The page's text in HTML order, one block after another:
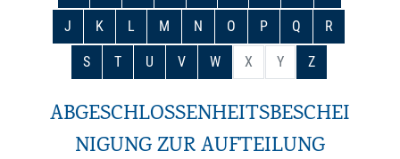
J K L M N O P Q R
S T U V W X Y Z
ABGESCHLOSSENHEITSBESCHEI
NIGUNG ZUR AUFTEILUNG